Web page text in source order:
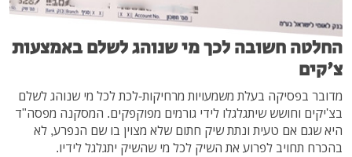
החלטה חשובה לכך מי שנוהג לשלם באמצעות
צ'קים
מדובר בפסיקה בעלת משמעויות מרחיקות-לכת לכל מי שנוהג לשלם
בצ'יקים וחושש שיתגלגלו לידי גורמים מפוקפקים. המסקנה מפסה"ד
היא שגם אם טעית ונתת שיק חתום שלא מצוין בו שם הנפרע, לא
בהכרח תחויב לפרוע את השיק לכל מי שהשיק יתגלגל לידיו.